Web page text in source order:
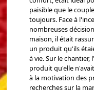
paisible que le
toujours. Face à
nombreuses
maison, il était
un produit qu'ils
à vie. Sur le
produit qu'elle
à la motivation des
recherches sur la